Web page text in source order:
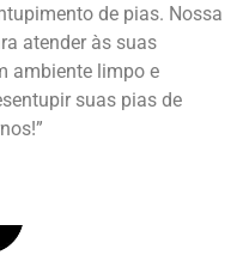
de pias. Nossa
atender às suas
ambiente limpo e
suas pias de